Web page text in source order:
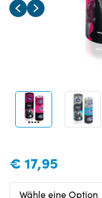
€ 17,95